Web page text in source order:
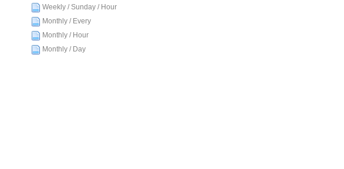
Weekly / Sunday / Hour
Monthly / Every
Monthly / Hour
Monthly / Day